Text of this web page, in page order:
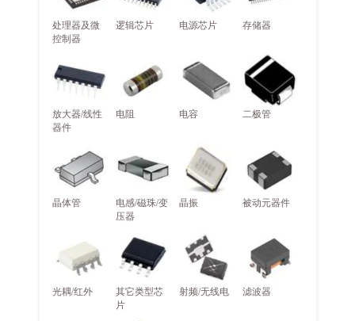
处理器及微
控制器
逻辑芯片 电源芯片 存储器
放大器/线性
器件
电阻 电容 二极管
晶体管
电感/磁珠/变
压器
晶振 被动元器件
光耦/红外
其它类型芯
片
射频/无线电 滤波器